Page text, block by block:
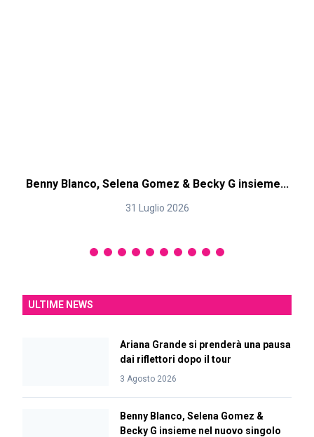
Benny Blanco, Selena Gomez & Becky G insieme...
31 Luglio 2026
ULTIME NEWS
Ariana Grande si prenderà una pausa
dai riflettori dopo il tour
3 Agosto 2026
Benny Blanco, Selena Gomez &
Becky G insieme nel nuovo singolo